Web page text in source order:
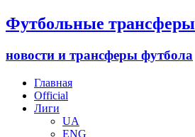
Футбольные трансферы
новости и трансферы футбола
Главная
Official
Лиги
UA
ENG